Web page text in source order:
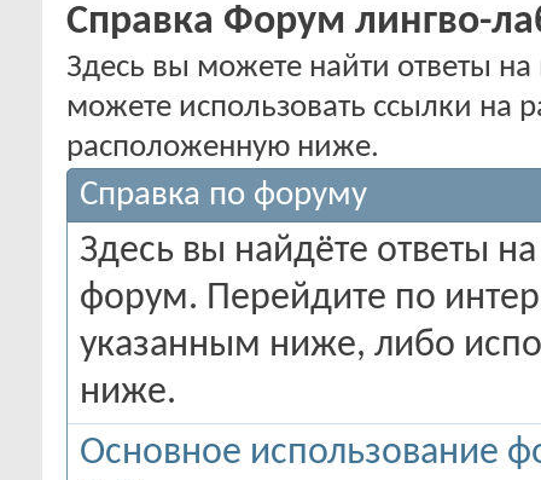
Справка Форум лингво-
Здесь вы можете найти ответы
можете использовать ссылки на
расположенную ниже.
Справка по форуму
Здесь вы найдёте ответы
форум. Перейдите по
указанным ниже, либо
ниже.
Основное использование